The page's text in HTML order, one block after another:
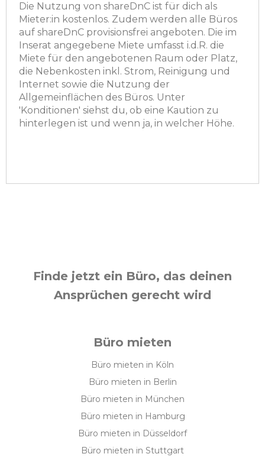
Die Nutzung von shareDnC ist für dich als
Mieter:in kostenlos. Zudem werden alle Büros
auf shareDnC provisionsfrei angeboten. Die im
Inserat angegebene Miete umfasst i.d.R. die
Miete für den angebotenen Raum oder Platz,
die Nebenkosten inkl. Strom, Reinigung und
Internet sowie die Nutzung der
Allgemeinflächen des Büros. Unter
'Konditionen' siehst du, ob eine Kaution zu
hinterlegen ist und wenn ja, in welcher Höhe.
Finde jetzt ein Büro, das deinen
Ansprüchen gerecht wird
Büro mieten
Büro mieten in Köln
Büro mieten in Berlin
Büro mieten in München
Büro mieten in Hamburg
Büro mieten in Düsseldorf
Büro mieten in Stuttgart